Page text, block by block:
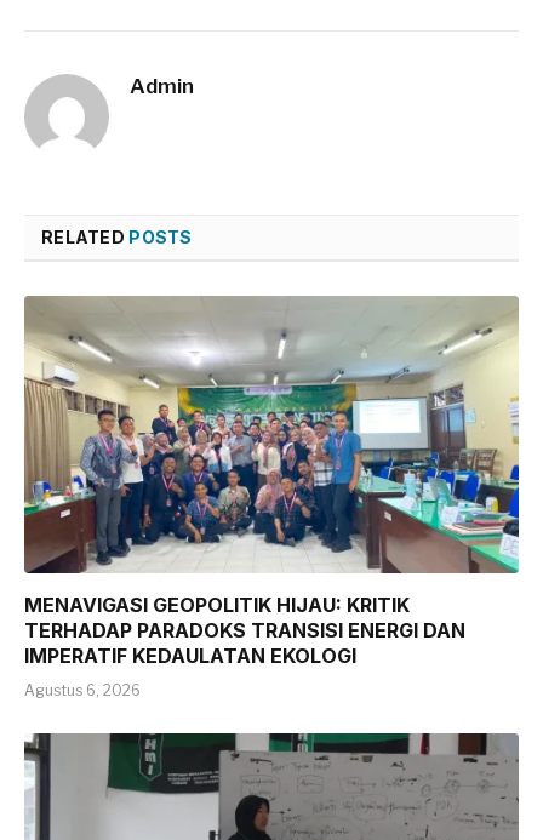
Admin
RELATED POSTS
MENAVIGASI GEOPOLITIK HIJAU: KRITIK
TERHADAP PARADOKS TRANSISI ENERGI DAN
IMPERATIF KEDAULATAN EKOLOGI
Agustus 6, 2026